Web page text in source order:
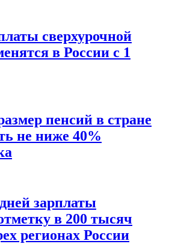
сверхурочной
в России с 1
пенсий в стране
не ниже 40%
зарплаты
в 200 тысяч
регионах России